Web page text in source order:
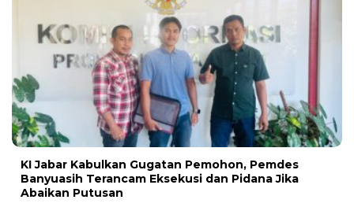
KI Jabar Kabulkan Gugatan Pemohon, Pemdes
Banyuasih Terancam Eksekusi dan Pidana Jika
Abaikan Putusan